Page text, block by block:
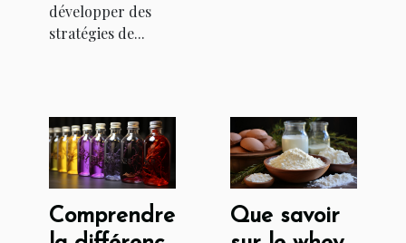
développer des
stratégies de...
Comprendre
Que savoir